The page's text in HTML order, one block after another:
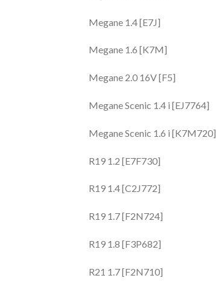
Megane 1.4 [E7J]
Megane 1.6 [K7M]
Megane 2.0 16V [F5]
Megane Scenic 1.4 i [EJ7764]
Megane Scenic 1.6 i [K7M720]
R19 1.2 [E7F730]
R19 1.4 [C2J772]
R19 1.7 [F2N724]
R19 1.8 [F3P682]
R21 1.7 [F2N710]